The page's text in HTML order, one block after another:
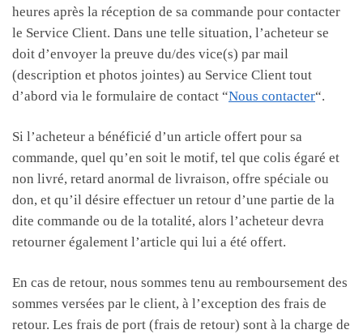
heures après la réception de sa commande pour contacter
le Service Client. Dans une telle situation, l’acheteur se
doit d’envoyer la preuve du/des vice(s) par mail
(description et photos jointes) au Service Client tout
d’abord via le formulaire de contact “Nous contacter“.
Si l’acheteur a bénéficié d’un article offert pour sa
commande, quel qu’en soit le motif, tel que colis égaré et
non livré, retard anormal de livraison, offre spéciale ou
don, et qu’il désire effectuer un retour d’une partie de la
dite commande ou de la totalité, alors l’acheteur devra
retourner également l’article qui lui a été offert.
En cas de retour, nous sommes tenu au remboursement des
sommes versées par le client, à l’exception des frais de
retour. Les frais de port (frais de retour) sont à la charge de